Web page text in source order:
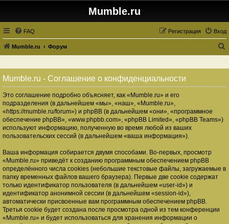
Mumble.ru
FAQ Вход
Регистрация
Mumble.ru Форум
и
Mumble.ru - Соглашение о конфиденциальности
Это соглашение подробно объясняет, как «Mumble.ru» и его
подразделения (в дальнейшем «мы», «наш», «Mumble.ru»,
«https://mumble.ru/forum») и phpBB (в дальнейшем «они», «программное
обеспечение phpBB», «www.phpbb.com», «phpBB Limited», «phpBB Teams»)
используют информацию, полученную во время любой из ваших
пользовательских сессий (в дальнейшем «ваша информация»).
Ваша информация собирается двумя способами. Во-первых, просмотр
«Mumble.ru» приведёт к созданию программным обеспечением phpBB
определённого числа cookies (небольшие текстовые файлы, загружаемые в
папку временных файлов вашего браузера). Первые две cookie содержат
только идентификатор пользователя (в дальнейшем «user-id») и
идентификатор анонимной сессии (в дальнейшем «session-id»),
автоматически присвоенные вам программным обеспечением phpBB.
Третья cookie будет создана после просмотра одной из тем конференции
«Mumble.ru» и будет использоваться для хранения информации о